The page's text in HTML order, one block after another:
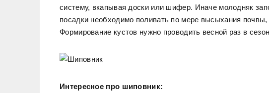
систему, вкапывая доски или шифер. Иначе молодняк
посадки необходимо поливать по мере высыхания
Формирование кустов нужно проводить весной раз в
Интересное про шиповник: